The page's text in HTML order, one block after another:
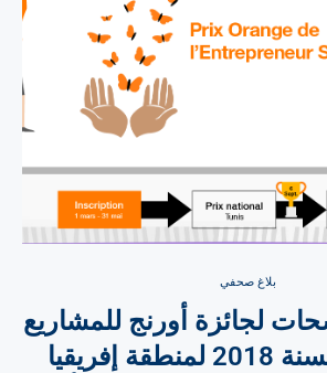
بلاغ صحفي
لجائزة أورنج للمشاريع
الاجتماعية لسنة 2018 لمنطقة إفريقيا